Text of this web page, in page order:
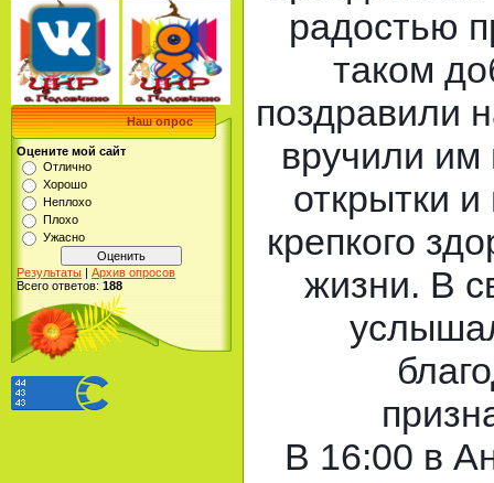
Наш опрос
Оцените мой сайт
Отлично
Хорошо
Неплохо
Плохо
Ужасно
Результаты | Архив опросов
Всего ответов: 188
радостью
таком
поздравили
вручили им
открытки
крепкого
жизни. В
В 16:00 в